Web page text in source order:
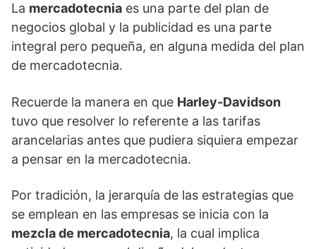
La mercadotecnia es una parte del plan de
negocios global y la publicidad es una parte
integral pero pequeña, en alguna medida del plan
de mercadotecnia.
Recuerde la manera en que Harley-Davidson
tuvo que resolver lo referente a las tarifas
arancelarias antes que pudiera siquiera empezar
a pensar en la mercadotecnia.
Por tradición, la jerarquía de las estrategias que
se emplean en las empresas se inicia con la
mezcla de mercadotecnia, la cual implica